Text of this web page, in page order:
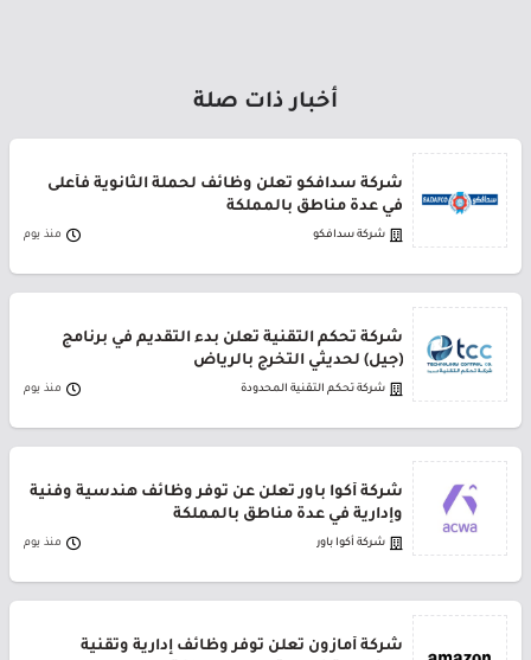
أخبار ذات صلة
شركة سدافكو تعلن وظائف لحملة الثانوية فأعلى
في عدة مناطق بالمملكة
شركة سدافكو منذ يوم
شركة تحكم التقنية تعلن بدء التقديم في برنامج
(جيل) لحديثي التخرج بالرياض
شركة تحكم التقنية المحدودة منذ يوم
شركة أكوا باور تعلن عن توفر وظائف هندسية وفنية
وإدارية في عدة مناطق بالمملكة
شركة أكوا باور منذ يوم
شركة أمازون تعلن توفر وظائف إدارية وتقنية